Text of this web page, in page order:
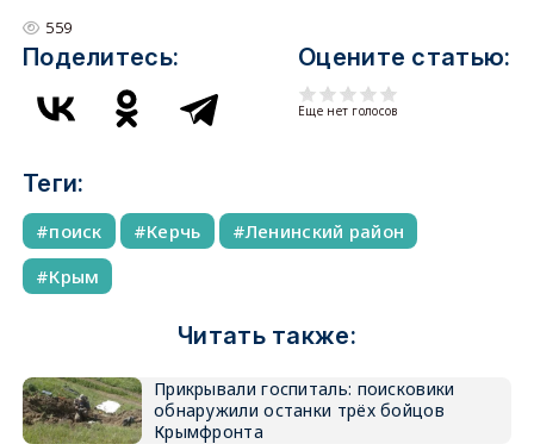
559
Поделитесь: Оцените статью:
Еще нет голосов
Теги:
поиск Керчь
Ленинский район
Крым
Читать также:
Прикрывали госпиталь: поисковики
обнаружили останки трёх бойцов
Крымфронта